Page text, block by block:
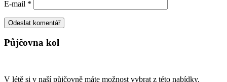
E-mail *
Půjčovna kol
V létě si v naší půjčovně máte možnost vybrat z této nabídky.